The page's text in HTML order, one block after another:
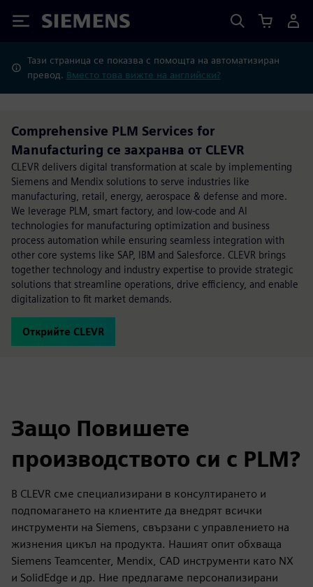
Siemens
Тази страница се показва с помощта на автоматизиран
превод. Вместо това вижте на английски?
Comprehensive PLM Services for
Manufacturing се захранва от CLEVR
CLEVR delivers digital transformation at scale by implementing
Siemens and Mendix solutions to serve industries like
manufacturing, retail, energy, aerospace & defense and more.
We leverage PLM, smart factory, and low-code and AI
technologies for manufacturing optimization and business
process automation while ensuring seamless integration with
other core systems like SAP, IBM and Salesforce. CLEVR brings
together technology and industry expertise to provide strategic
solutions that streamline operations, drive efficiency, and enable
digitalization to fit market demands.
Открийте CLEVR
Защо Повишете
производството си с PLM?
В CLEVR сме специализирани в консултирането и
подпомагането на клиентите да внедрят всички
инструменти на Siemens, свързани с управлението на
жизнения цикъл на продукта. Нашият опит обхваща
Siemens Teamcenter, Mendix, CAD инструменти като NX
и SolidEdge и др. Ние предлагаме персонализирани